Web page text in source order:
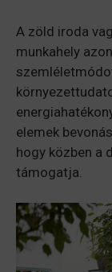
A zöld iroda
munkahely
elemek
hogy közben a
támogatja.